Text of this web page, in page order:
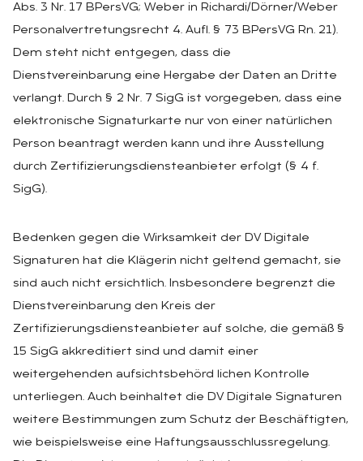
Abs. 3 Nr. 17 BPersVG; Weber in Richardi/Dörner/Weber
Personalvertretungsrecht 4. Aufl. § 73 BPersVG Rn. 21).
Dem steht nicht entgegen, dass die
Dienstvereinbarung eine Hergabe der Daten an Dritte
verlangt. Durch § 2 Nr. 7 SigG ist vorgegeben, dass eine
elektronische Signaturkarte nur von einer natürlichen
Person beantragt werden kann und ihre Ausstellung
durch Zertifizierungsdiensteanbieter erfolgt (§ 4 f.
SigG).
Bedenken gegen die Wirksamkeit der DV Digitale
Signaturen hat die Klägerin nicht geltend gemacht, sie
sind auch nicht ersichtlich. Insbesondere begrenzt die
Dienstvereinbarung den Kreis der
Zertifizierungsdiensteanbieter auf solche, die gemäß §
15 SigG akkreditiert sind und damit einer
weitergehenden aufsichtsbehörd lichen Kontrolle
unterliegen. Auch beinhaltet die DV Digitale Signaturen
weitere Bestimmungen zum Schutz der Beschäftigten,
wie beispielsweise eine Haftungsausschlussregelung.